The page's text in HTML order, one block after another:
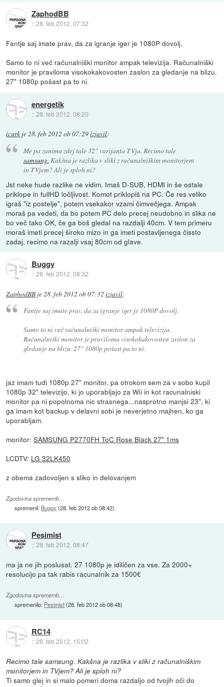
ZaphodBB
::28. feb 2012, 07:32
Fantje saj imate prav, da za igranje iger je 1080P dovolj.
Samo to ni več računalniški monitor ampak televizija. Računalniški
monitor je praviloma visokokakovosten zaslon za gledanje na blizu.
27" 1080p pošast pa to ni.
energetik
::28. feb 2012, 08:20
icurk je28. feb 2012 ob 07:29izjavil:
Me pa zanima zdej tale 32" varijanta TVja. Recimo tale
samsung. Kakšna je razlika v sliki z računalniškim monitorjem
in TVjem? Ali je sploh ni?
Jst neke hude razlike ne vidim. Imaš D-SUB, HDMI in še ostale
priklope in fullHD ločljivost. Komot priklopiš na PC. Če res veliko
igraš "iz postelje", potem vsekakor vzami čimvečjega. Ampak
moraš pa vedeti, da bo potem PC delo precej neudobno in slika ne
bo več tako OK, če ga boš gledal na razdalji 40cm. V tem primeru
moraš imeti precej široko mizo in ga imeti postavljenega čissto
zadaj, recimo na razalji vsaj 80cm od glave.
Buggy
::28. feb 2012, 08:32
ZaphodBB je28. feb 2012 ob 07:32 izjavil:
Fantje saj imate prav, da za igranje iger je 1080P dovolj.
Samo to ni več računalniški monitor ampak televizija.
Računalniški monitor je praviloma visokokakovosten zaslon za
gledanje na blizu. 27" 1080p pošast pa to ni.
jaz imam tudi 1080p 27" monitor, pa otrokom sem za v sobo kupil
1080p 32" televizijo, ki jo uporabljajo za Wii in kot racunalniski
monitor pa ni popolnoma nic strasnega...nasprotno manjsi 23", ki
ga imam kot backup v delavni sobi je neverjetno majhen, ko ga
uporabljam.
monitor:SAMSUNG P2770FH ToC Rose Black 27" 1ms
LCDTV: LG 32LK450
z obema zadovoljen s sliko in delovanjem
Zgodovina sprememb…
spremenil: Buggy (28. feb 2012 ob 08:42)
Pesimist
::28. feb 2012, 08:47
ma ja ne jih poslusat. 27 1080p je idiličen za vse. Za 2000+
resolucijo pa tak rabis racunalnik za 1500€
Zgodovina sprememb…
spremenilo: Pesimist(28. feb 2012 ob 08:48)
RC14
::28. feb 2012, 15:02
Recimo tale samsung. Kakšna je razlika v sliki z računalniškim
monitorjem in TVjem? Ali je sploh ni?
Ti samo glej in si malo pomeri doma razdaljo od tvojih oči do